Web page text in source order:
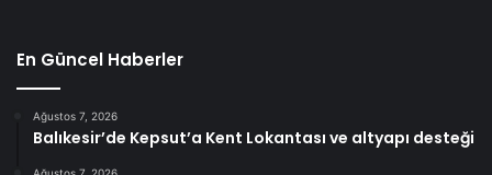
En Güncel Haberler
Ağustos 7, 2026
Balıkesir’de Kepsut’a Kent Lokantası ve altyapı desteği